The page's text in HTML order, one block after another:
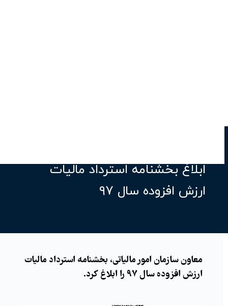
ابلاغ بخشنامه استرداد مالیات
ارزش افزوده سال ٩٧
معاون سازمان امور مالیاتی، بخشنامه استرداد مالیات
ارزش افزوده سال ٩٧ را ابلاغ کرد.